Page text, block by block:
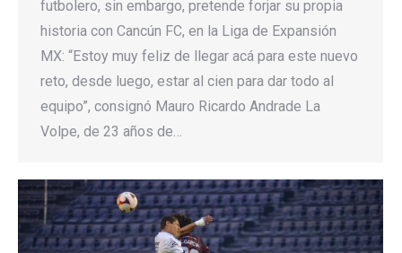
futbolero, sin embargo, pretende forjar su propia
historia con Cancún FC, en la Liga de Expansión
MX: “Estoy muy feliz de llegar acá para este nuevo
reto, desde luego, estar al cien para dar todo al
equipo”, consignó Mauro Ricardo Andrade La
Volpe, de 23 años de…